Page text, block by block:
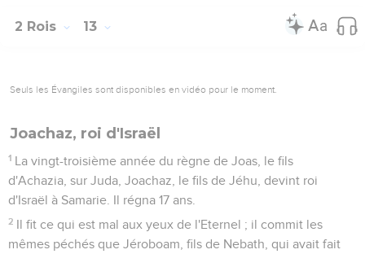
2 Rois 13
Seuls les Évangiles sont disponibles en vidéo pour le moment.
Joachaz, roi d'Israël
1 La vingt-troisième année du règne de Joas, le fils
d'Achazia, sur Juda, Joachaz, le fils de Jéhu, devint roi
d'Israël à Samarie. Il régna 17 ans.
2 Il fit ce qui est mal aux yeux de l'Eternel ; il commit les
mêmes péchés que Jéroboam, fils de Nebath, qui avait fait